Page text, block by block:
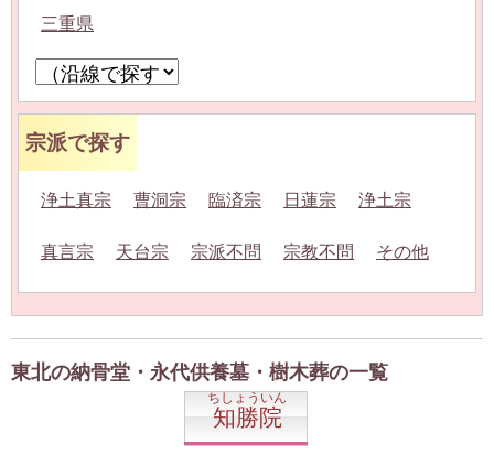
三重県
宗派で探す
浄土真宗 曹洞宗 臨済宗 日蓮宗 浄土宗
真言宗 天台宗 宗派不問 宗教不問 その他
東北の納骨堂・永代供養墓・樹木葬の一覧
ちしょういん
知勝院